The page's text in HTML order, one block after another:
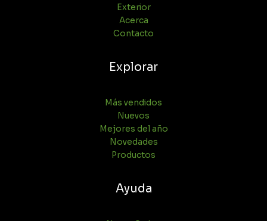
Exterior
Acerca
Contacto
Explorar
Más vendidos
Nuevos
Mejores del año
Novedades
Productos
Ayuda